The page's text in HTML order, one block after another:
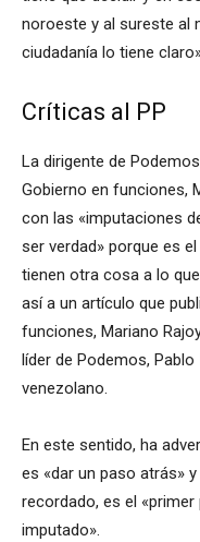
noroeste y al sureste al
ciudadanía lo tiene
Críticas al PP
La dirigente de
Gobierno en funciones,
con las «imputaciones
ser verdad» porque es
tienen otra cosa a lo
así a un artículo que
funciones, Mariano
líder de Podemos,
venezolano.
En este sentido, ha
es «dar un paso atrás»
recordado, es el
imputado».